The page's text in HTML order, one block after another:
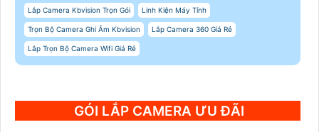
Lắp Camera Kbvision Trọn Gói Linh Kiện Máy Tính
Trọn Bộ Camera Ghi Âm Kbvision Lắp Camera 360 Giá Rẻ
Lắp Trọn Bộ Camera Wifi Giá Rẻ
GÓI LẮP CAMERA ƯU ĐÃI